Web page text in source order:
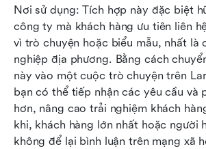
Nơi sử dụng: Tích hợp này đặc biệt
công ty mà khách hàng ưu tiên liên
vì trò chuyện hoặc biểu mẫu, nhất là
nghiệp địa phương. Bằng cách
này vào một cuộc trò chuyện trên
bạn có thể tiếp nhận các yêu cầu và
hơn, nâng cao trải nghiệm khách
khi, khách hàng lớn nhất hoặc người
không để lại bình luận trên mạng xã